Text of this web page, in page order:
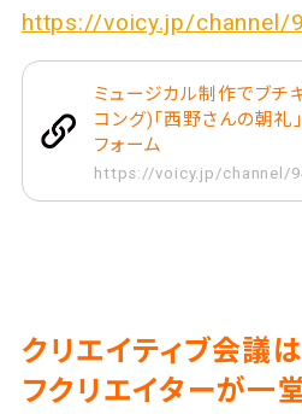
https://voicy.jp/channel/
ミュージカル制作でブチ
コング)「西野さんの朝
フォーム
https://voicy.jp/channel/
クリエイティブ会議
フクリエイターが一